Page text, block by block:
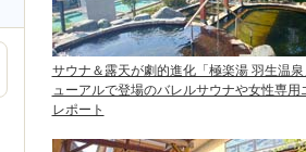
サウナ＆露天が劇的進化「極楽湯 羽生温
ューアルで登場のバレルサウナや女性専用
レポート